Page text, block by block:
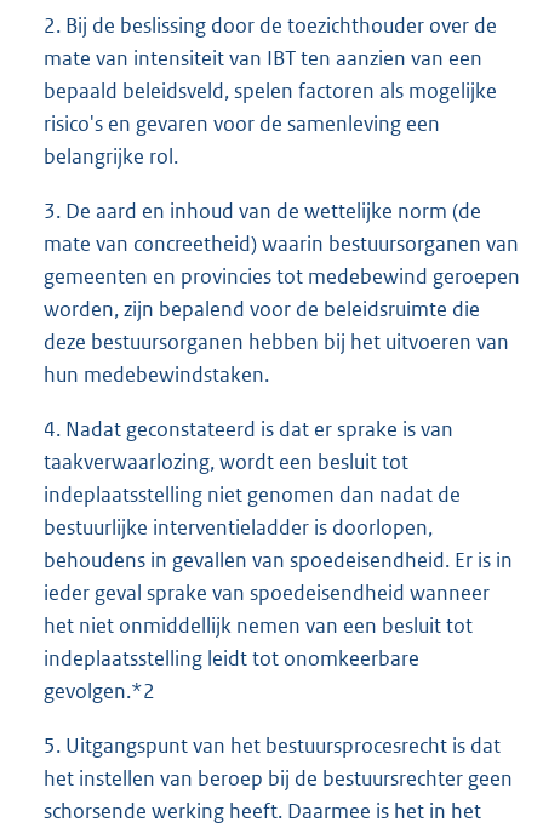
2. Bij de beslissing door de toezichthouder over de
mate van intensiteit van IBT ten aanzien van een
bepaald beleidsveld, spelen factoren als mogelijke
risico's en gevaren voor de samenleving een
belangrijke rol.
3. De aard en inhoud van de wettelijke norm (de
mate van concreetheid) waarin bestuursorganen van
gemeenten en provincies tot medebewind geroepen
worden, zijn bepalend voor de beleidsruimte die
deze bestuursorganen hebben bij het uitvoeren van
hun medebewindstaken.
4. Nadat geconstateerd is dat er sprake is van
taakverwaarlozing, wordt een besluit tot
indeplaatsstelling niet genomen dan nadat de
bestuurlijke interventieladder is doorlopen,
behoudens in gevallen van spoedeisendheid. Er is in
ieder geval sprake van spoedeisendheid wanneer
het niet onmiddellijk nemen van een besluit tot
indeplaatsstelling leidt tot onomkeerbare
gevolgen.*2
5. Uitgangspunt van het bestuursprocesrecht is dat
het instellen van beroep bij de bestuursrechter geen
schorsende werking heeft. Daarmee is het in het